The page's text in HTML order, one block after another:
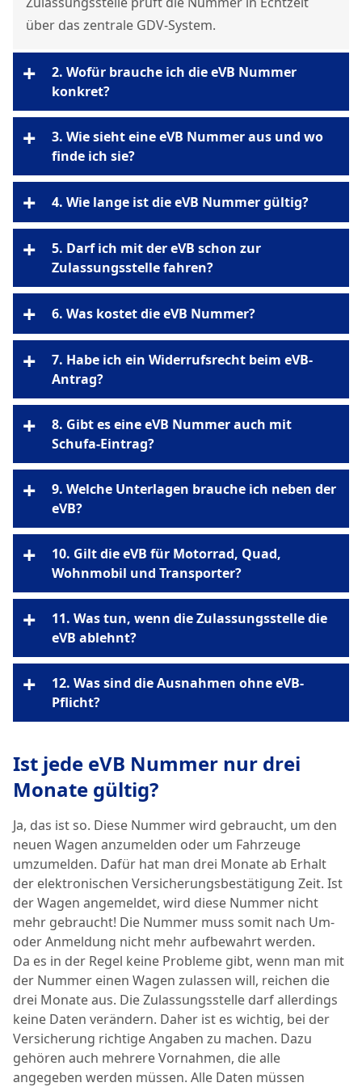
über das zentrale GDV-System.
+
2. Wofür brauche ich die eVB Nummer
konkret?
Versicherungsbestätigung
Wiederzulassung
+
3. Wie sieht eine eVB Nummer aus und wo
finde ich sie?
Wo finden
+
4. Wie lange ist die eVB Nummer gültig?
+
5. Darf ich mit der eVB schon zur
Zulassungsstelle fahren?
Ausnahmen
+
6. Was kostet die eVB Nummer?
+
7. Habe ich ein Widerrufsrecht beim eVB-
Antrag?
§ 8 VVG (Versicherungsvertragsgesetz)
+
8. Gibt es eine eVB Nummer auch mit
Schufa-Eintrag?
Beitragsdisziplin
+
9. Welche Unterlagen brauche ich neben der
eVB?
EG-
Übereinstimmungsbescheinigung (COC)
HU/AU-Bericht
SEPA-Mandat
schriftliche Vollmacht
+
10. Gilt die eVB für Motorrad, Quad,
Wohnmobil und Transporter?
Kraftfahrzeug
Motorrad
Mofas, Mopeds und 45-km/h-Roller
Versicherungskennzeichen
(Mopedschild)
+
11. Was tun, wenn die Zulassungsstelle die
eVB ablehnt?
+
12. Was sind die Ausnahmen ohne eVB-
Pflicht?
Kurzzeitkennzeichen
Kennzeichen
Ausfuhrkennzeichen
Ist jede eVB Nummer nur drei
Monate gültig?
Ja, das ist so. Diese Nummer wird gebraucht, um den
neuen Wagen anzumelden oder um Fahrzeuge
umzumelden. Dafür hat man drei Monate ab Erhalt
der elektronischen Versicherungsbestätigung Zeit. Ist
der Wagen angemeldet, wird diese Nummer nicht
mehr gebraucht! Die Nummer muss somit nach Um-
oder Anmeldung nicht mehr aufbewahrt werden.
Da es in der Regel keine Probleme gibt, wenn man mit
der Nummer einen Wagen zulassen will, reichen die
drei Monate aus. Die Zulassungsstelle darf allerdings
keine Daten verändern. Daher ist es wichtig, bei der
Versicherung richtige Angaben zu machen. Dazu
gehören auch mehrere Vornahmen, die alle
angegeben werden müssen. Alle Daten müssen